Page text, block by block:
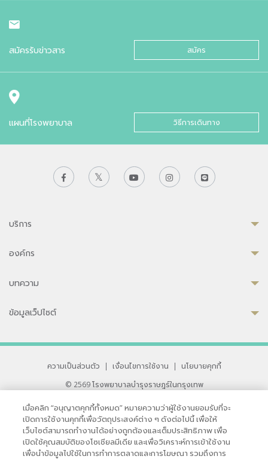
สมัครรับข่าวสาร สมัคร
แผนที่โรงพยาบาล วิธีการเดินทาง
บริการ
องค์กร
บทความ
ข้อมูลเว็ปไซต์
ความเป็นส่วนตัว | เงื่อนไขการใช้งาน |
นโยบายคุกกี้
© 2569 โรงพยาบาลบำรุงราษฎร์ในกรุงเทพ
33 สุขุมวิท ซอย 3 เขตวัฒนา กรุงเทพ 10110 ประเทศไทย
หากท่านมีข้อคิดเห็นหรือปัญหาในการใช้เว็บไซต์ของเรา
เมื่อคลิก “อนุญาตคุกกี้ทั้งหมด” หมายความว่าผู้ใช้งานยอมรับที่จะ
เปิดการใช้งานคุกกี้เพื่อวัตถุประสงค์ต่าง ๆ ดังต่อไปนี้ เพื่อให้
เว็บไซต์สามารถทำงานได้อย่างถูกต้องและเต็มประสิทธิภาพ เพื่อ
เปิดใช้คุณสมบัติของโซเชียลมีเดีย และเพื่อวิเคราะห์การเข้าใช้งาน
เพื่อนำข้อมูลไปใช้ในการทำการตลาดและการโฆษณา รวมถึงการ